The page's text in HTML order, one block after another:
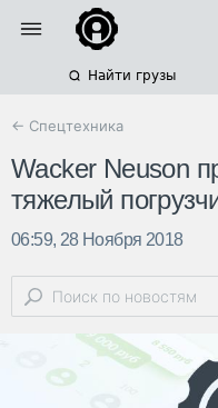
Найти грузы
← Спецтехника
Wacker Neuson
тяжелый
06:59, 28 Ноября 2018